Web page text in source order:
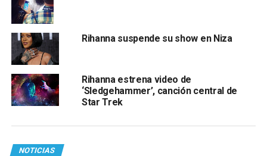
Rihanna suspende su show en Niza
Rihanna estrena video de
‘Sledgehammer’, canción central de
Star Trek
NOTICIAS